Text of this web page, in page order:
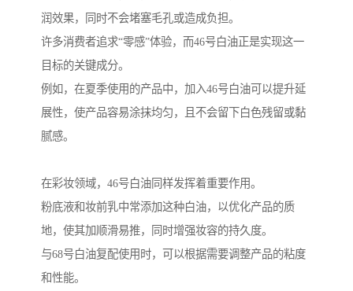
润效果，同时不会堵塞毛孔或造成负担。
许多消费者追求“零感”体验，而46号白油正是实现这一
目标的关键成分。
例如，在夏季使用的产品中，加入46号白油可以提升延
展性，使产品容易涂抹均匀，且不会留下白色残留或黏
腻感。
在彩妆领域，46号白油同样发挥着重要作用。
粉底液和妆前乳中常添加这种白油，以优化产品的质
地，使其加顺滑易推，同时增强妆容的持久度。
与68号白油复配使用时，可以根据需要调整产品的粘度
和性能。